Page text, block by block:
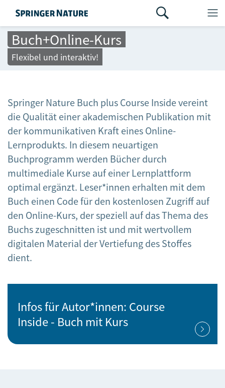
Buch+Online-Kurs
Flexibel und interaktiv!
Springer Nature Buch plus Course Inside vereint
die Qualität einer akademischen Publikation mit
der kommunikativen Kraft eines Online-
Lernprodukts. In diesem neuartigen
Buchprogramm werden Bücher durch
multimediale Kurse auf einer Lernplattform
optimal ergänzt. Leser*innen erhalten mit dem
Buch einen Code für den kostenlosen Zugriff auf
den Online-Kurs, der speziell auf das Thema des
Buchs zugeschnitten ist und mit wertvollem
digitalen Material der Vertiefung des Stoffes
dient.
Infos für Autor*innen: Course
Inside - Buch mit Kurs